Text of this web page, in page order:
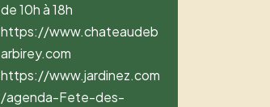
de 10h à 18h
https://www.chateaudeb
arbirey.com
https://www.jardinez.com
/agenda-Fete-des-